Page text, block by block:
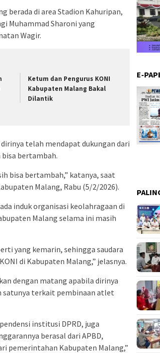
berada di area Stadion Kahuripan,
Muhammad Sharoni yang
Wagir.
Ketum dan Pengurus KONI
Kabupaten Malang Bakal
Dilantik
telah mendapat dukungan dari
bertambah.
bisa bertambah,” katanya, saat
Malang, Rabu (5/2/2026).
induk organisasi keolahragaan di
Malang selama ini masih
yang kemarin, sehingga saudara
di Kabupaten Malang,” jelasnya.
dengan matang apabila dirinya
satunya terkait pembinaan atlet
institusi DPRD, juga
berasal dari APBD,
pemerintahan Kabupaten Malang,”
E-